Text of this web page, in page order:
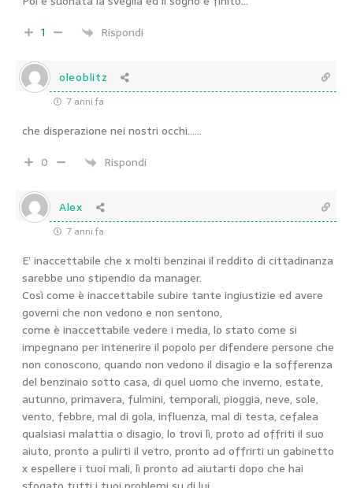
1
Rispondi
oleoblitz
7 anni fa
che disperazione nei nostri occhi……
0
Rispondi
Alex
7 anni fa
E’ inaccettabile che x molti benzinai il reddito di cittadinanza
sarebbe uno stipendio da manager.
Così come è inaccettabile subire tante ingiustizie ed avere
governi che non vedono e non sentono,
come è inaccettabile vedere i media, lo stato come si
impegnano per intenerire il popolo per difendere persone che
non conoscono, quando non vedono il disagio e la sofferenza
del benzinaio sotto casa, di quel uomo che inverno, estate,
autunno, primavera, fulmini, temporali, pioggia, neve, sole,
vento, febbre, mal di gola, influenza, mal di testa, cefalea
qualsiasi malattia o disagio, lo trovi lì, proto ad offriti il suo
aiuto, pronto a pulirti il vetro, pronto ad offrirti un gabinetto
x espellere i tuoi mali, lì pronto ad aiutarti dopo che hai